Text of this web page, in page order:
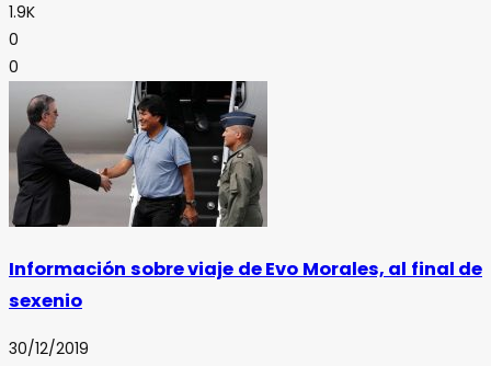
1.9K
0
0
Información sobre viaje de Evo Morales, al final de
sexenio
30/12/2019